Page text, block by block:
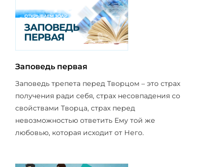
Заповедь первая
Заповедь трепета перед Творцом – это страх
получения ради себя, страх несовпадения со
свойствами Творца, страх перед
невозможностью ответить Ему той же
любовью, которая исходит от Него.